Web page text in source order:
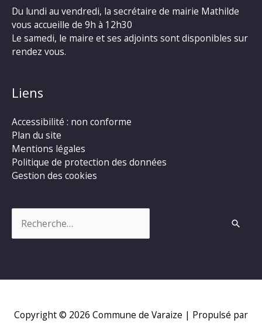
Du lundi au vendredi, la secrétaire de mairie Mathilde
vous accueille de 9h à 12h30
Le samedi, le maire et ses adjoints sont disponibles sur
rendez vous.
Liens
Accessibilité : non conforme
Plan du site
Mentions légales
Politique de protection des données
Gestion des cookies
Copyright © 2026 Commune de Varaize | Propulsé par